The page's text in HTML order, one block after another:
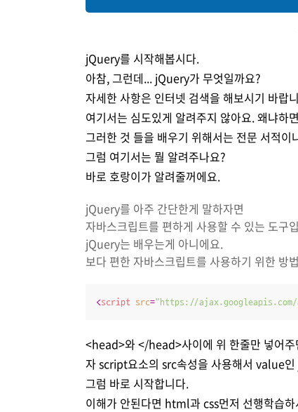
jQuery를 시작해봅시다.
아참, 그런데... jQuery가 무엇일까요?
자세한 사항은 인터넷 검색을 해보시기 바랍
여기서는 심도있게 알려주지 않아요. 왜냐
그러한 것 들을 배우기 위해서는 전문 서적
그럼 여기서는 뭘 알려주나요?
바로 호랑이가 알려줄꺼에요.
jQuery를 아주 간단한게 말하자면
자바스크립트를 편하게 사용할 수 있는 도구
jQuery는 배우는게 아니에요.
보다 편한 자바스크립트를 사용하기 위한 방
<script src="https://
<head>와 </head>사이에 위 한줄만 넣어
자 script요소의 src속성을 사용해서 value
그럼 바로 시작합니다.
이해가 안된다면 html과 css먼저 선행학습